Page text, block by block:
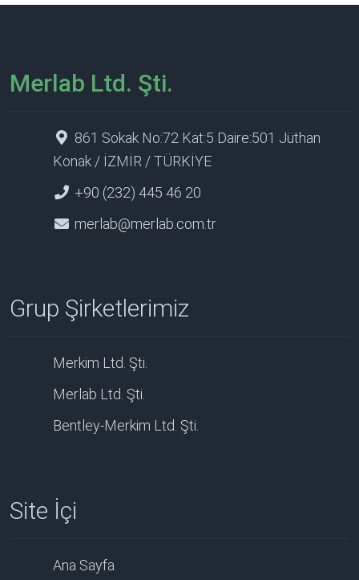
Merlab Ltd. Şti.
861 Sokak No:72 Kat:5 Daire:501 Jüthan
Konak / İZMİR / TÜRKİYE
+90 (232) 445 46 20
merlab@merlab.com.tr
Grup Şirketlerimiz
Merkim Ltd. Şti.
Merlab Ltd. Şti.
Bentley-Merkim Ltd. Şti.
Site İçi
Ana Sayfa